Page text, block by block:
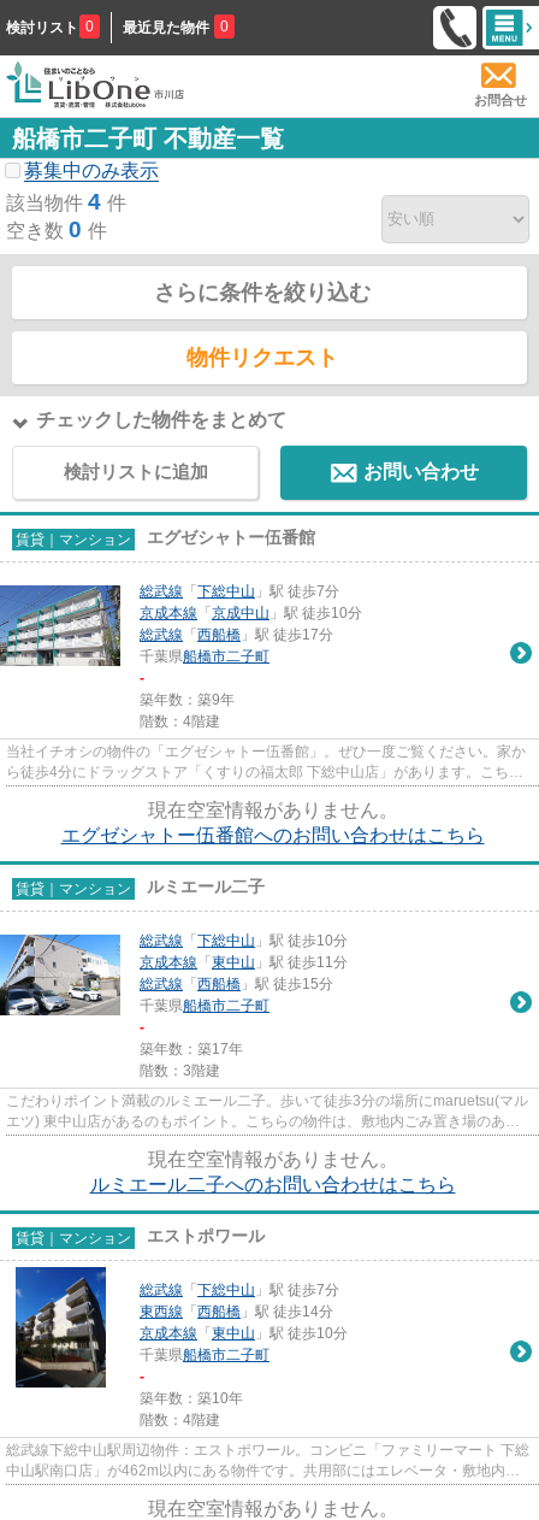
検討リスト 0 最近見た物件 0
お問合せ
船橋市二子町 不動産一覧
募集中のみ表示
該当物件 4 件
空き数 0 件
さらに条件を絞り込む
物件リクエスト
チェックした物件をまとめて
検討リストに追加 お問い合わせ
賃貸｜マンション エグゼシャトー伍番館
総武線 「 下総中山 」駅 徒歩7分
京成本線 「 京成中山 」駅 徒歩10分
総武線 「 西船橋 」駅 徒歩17分
千葉県船橋市二子町
-
築年数：築9年
階数：4階建
当社イチオシの物件の「エグゼシャトー伍番館」。ぜひ一度ご覧ください。家か
ら徒歩4分にドラッグストア「くすりの福太郎 下総中山店」があります。こちら
現在空室情報がありません。
エグゼシャトー伍番館へのお問い合わせはこちら
賃貸｜マンション ルミエール二子
総武線 「 下総中山 」駅 徒歩10分
京成本線 「 東中山 」駅 徒歩11分
総武線 「 西船橋 」駅 徒歩15分
千葉県船橋市二子町
-
築年数：築17年
階数：3階建
こだわりポイント満載のルミエール二子。歩いて徒歩3分の場所にmaruetsu(マル
エツ) 東中山店があるのもポイント。こちらの物件は、敷地内ごみ置き場のある
現在空室情報がありません。
ルミエール二子へのお問い合わせはこちら
賃貸｜マンション エストポワール
総武線 「 下総中山 」駅 徒歩7分
東西線 「 西船橋 」駅 徒歩14分
京成本線 「 東中山 」駅 徒歩10分
千葉県船橋市二子町
-
築年数：築10年
階数：4階建
総武線下総中山駅周辺物件：エストポワール。コンビニ「ファミリーマート 下総
中山駅南口店」が462m以内にある物件です。共用部にはエレベータ・敷地内ご
現在空室情報がありません。